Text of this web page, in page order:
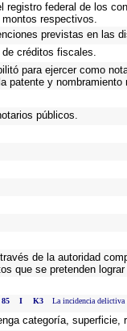
federal de los
respectivos.
previstas en las
créditos fiscales.
para ejercer como
patente y nombramiento
públicos.
de la autoridad
que se pretenden
85 I K3 La incidencia delictiva
categoría, superficie,